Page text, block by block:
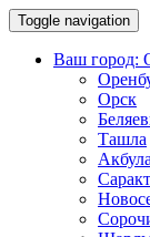
Toggle navigation
Ваш город:
Орск
Ташла